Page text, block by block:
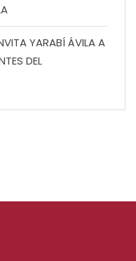
YARABÍ ÁVILA A
DEL